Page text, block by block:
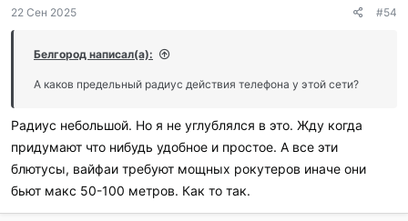
а
и
и
22 Сен 2025 #54
Белгород написал(а):
А каков предельный радиус действия телефона у этой сети?
Радиус небольшой. Но я не углублялся в это. Жду когда
придумают что нибудь удобное и простое. А все эти
блютусы, вайфаи требуют мощных рокутеров иначе они
бьют макс 50-100 метров. Как то так.